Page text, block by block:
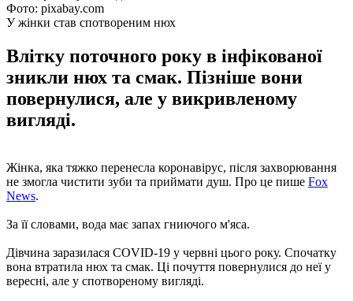
Фото: pixabay.com
У жінки став спотвореним нюх
Влітку поточного року в інфікованої
зникли нюх та смак. Пізніше вони
повернулися, але у викривленому
вигляді.
Жінка, яка тяжко перенесла коронавірус, після захворювання
не змогла чистити зуби та приймати душ. Про це пише Fox
News.
За її словами, вода має запах гниючого м'яса.
Дівчина заразилася COVID-19 у червні цього року. Спочатку
вона втратила нюх та смак. Ці почуття повернулися до неї у
вересні, але у спотвореному вигляді.